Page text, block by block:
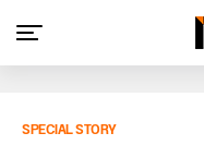
SPECIAL STORY